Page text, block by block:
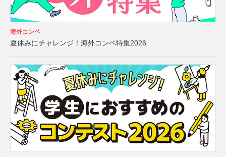
海外コンペ
夏休みにチャレンジ！海外コンペ特集2026